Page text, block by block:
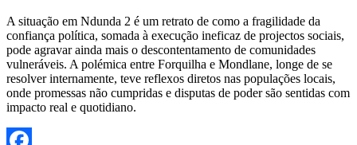
A situação em Ndunda 2 é um retrato de como a fragilidade da
confiança política, somada à execução ineficaz de projectos sociais,
pode agravar ainda mais o descontentamento de comunidades
vulneráveis. A polémica entre Forquilha e Mondlane, longe de se
resolver internamente, teve reflexos diretos nas populações locais,
onde promessas não cumpridas e disputas de poder são sentidas com
impacto real e quotidiano.